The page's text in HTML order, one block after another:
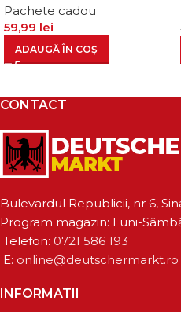
Pachete cadou
59,99 lei
ADAUGĂ ÎN COȘ
CONTACT
Bulevardul Republicii, nr 6,
Program magazin: Luni-
Telefon: 0721 586 193
E: online@deutschermarkt.ro
INFORMATII